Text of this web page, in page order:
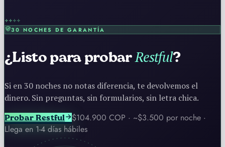
++++
30 NOCHES DE GARANTÍA
¿Listo para probarRestful?
Si en 30 noches no notas diferencia, te devolvemos el
dinero. Sin preguntas, sin formularios, sin letra chica.
Probar Restful
$104.900 COP · ~$3.500 por noche ·
Llega en 1-4 días hábiles